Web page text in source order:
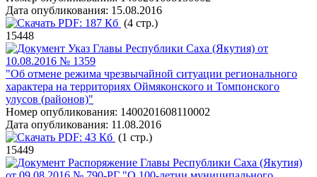
Дата опубликования: 15.08.2016
PDF: 187 Кб (4 стр.)
15448
Указ Главы Республики Саха (Якутия) от
10.08.2016 № 1359
"Об отмене режима чрезвычайной ситуации регионального
характера на территориях Оймяконского и Томпонского
улусов (районов)"
Номер опубликования: 1400201608110002
Дата опубликования: 11.08.2016
PDF: 43 Кб (1 стр.)
15449
Распоряжение Главы Республики Саха (Якутия)